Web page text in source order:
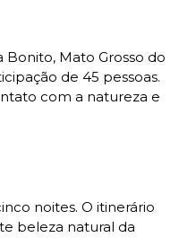
Bonito, Mato Grosso do
de 45 pessoas.
com a natureza e
noites. O itinerário
beleza natural da